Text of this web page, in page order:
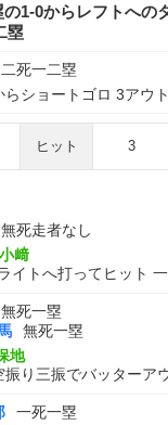
1-0からレフトへの
塁
二死一二塁
ショートゴロ 3アウト
ヒット 3
無死走者なし
小﨑
イトへ打ってヒット
無死一塁
無死一塁
地
り三振でバッターア
一死一塁